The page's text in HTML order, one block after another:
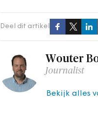
Deel dit artikel
Wouter
Journalist
Bekijk alles